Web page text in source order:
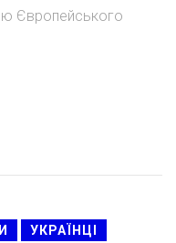
Європейського
УКРАЇНЦІ